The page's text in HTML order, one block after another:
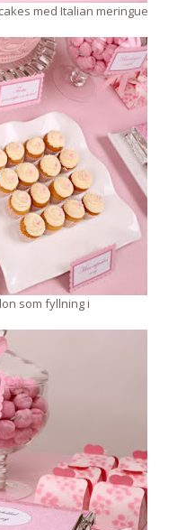
med Italian meringue
som fyllning i